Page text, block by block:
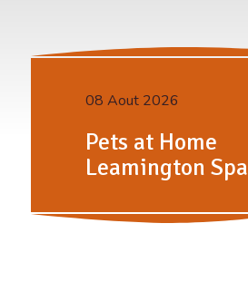
08 Aout 2026
Pets at Home
Leamington Spa